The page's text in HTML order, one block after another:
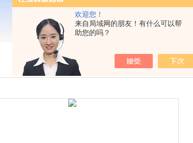
欢迎您！
来自局域网的朋友！有什么可以帮
助您的吗？
我的位置： 首页